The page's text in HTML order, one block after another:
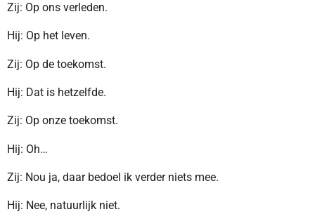
Zij: Op ons verleden.
Hij: Op het leven.
Zij: Op de toekomst.
Hij: Dat is hetzelfde.
Zij: Op onze toekomst.
Hij: Oh…
Zij: Nou ja, daar bedoel ik verder niets mee.
Hij: Nee, natuurlijk niet.